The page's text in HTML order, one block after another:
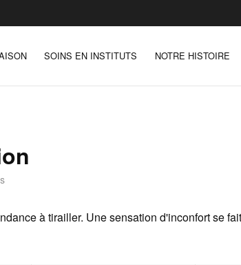
SOINS EN INSTITUTS NOTRE HISTOIRE
à tirailler. Une sensation d'inconfort se